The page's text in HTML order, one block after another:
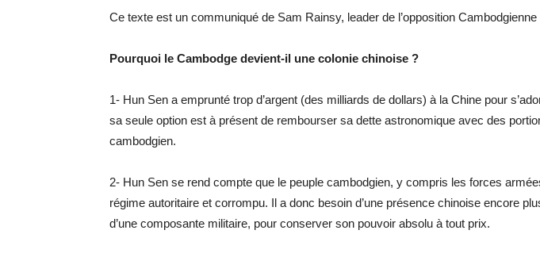
Ce texte est un communiqué de Sam Rainsy, leader de l’opposition Cambodgienne
Pourquoi le Cambodge devient-il une colonie chinoise ?
1- Hun Sen a emprunté trop d’argent (des milliards de dollars) à la Chine pour
sa seule option est à présent de rembourser sa dette astronomique avec des
cambodgien.
2- Hun Sen se rend compte que le peuple cambodgien, y compris les forces
régime autoritaire et corrompu. Il a donc besoin d’une présence chinoise encore
d’une composante militaire, pour conserver son pouvoir absolu à tout prix.